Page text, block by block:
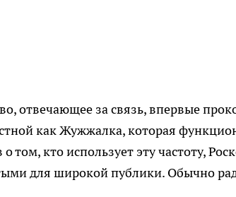
отвечающее за связь, впервые
как Жужжалка, которая
том, кто использует эту частоту,
для широкой публики. Обычно